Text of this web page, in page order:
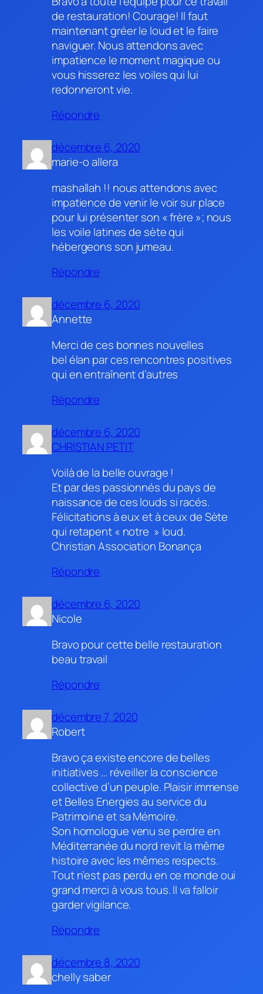
de restauration! Courage! Il faut
maintenant gréer le loud et le faire
naviguer. Nous attendons avec
impatience le moment magique ou
vous hisserez les voiles qui lui
redonneront vie.
Répondre
décembre 6, 2020
marie-o allera
mashallah !! nous attendons avec
impatience de venir le voir sur place
pour lui présenter son « frère »; nous
les voile latines de sète qui
hébergeons son jumeau.
Répondre
décembre 6, 2020
Annette
Merci de ces bonnes nouvelles
bel élan par ces rencontres positives
qui en entraînent d’autres
Répondre
décembre 6, 2020
CHRISTIAN PETIT
Voilà de la belle ouvrage !
Et par des passionnés du pays de
naissance de ces louds si racés.
Félicitations à eux et à ceux de Sète
qui retapent « notre » loud.
Christian Association Bonança
Répondre
décembre 6, 2020
Nicole
Bravo pour cette belle restauration
beau travail
Répondre
décembre 7, 2020
Robert
Bravo ça existe encore de belles
initiatives … réveiller la conscience
collective d’un peuple. Plaisir immense
et Belles Energies au service du
Patrimoine et sa Mémoire.
Son homologue venu se perdre en
Méditerranée du nord revit la même
histoire avec les mêmes respects.
Tout n’est pas perdu en ce monde oui
grand merci à vous tous. Il va falloir
garder vigilance.
Répondre
décembre 8, 2020
chelly saber